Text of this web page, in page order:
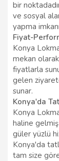
bir
ve sosyal
yapma
Fiyat-
Konya
mekan
fiyatlarla
gelen
sunar.
Konya'da
Konya
haline
güler yüzlü
Konya'da
tam size